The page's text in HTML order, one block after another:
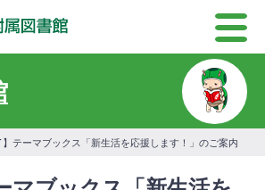
】テーマブックス「新生活を応援します！」のご案内